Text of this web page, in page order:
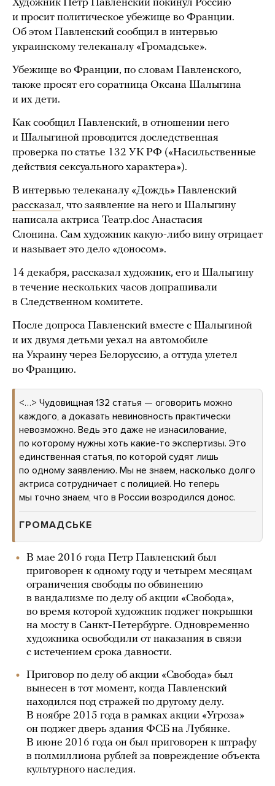
Художник Петр Павленский покинул Россию
и просит политическое убежище во Франции.
Об этом Павленский сообщил в интервью
украинскому телеканалу «Громадське».
Убежище во Франции, по словам Павленского,
также просят его соратница Оксана Шалыгина
и их дети.
Как сообщил Павленский, в отношении него
и Шалыгиной проводится доследственная
проверка по статье 132 УК РФ («Насильственные
действия сексуального характера»).
В интервью телеканалу «Дождь» Павленский
рассказал, что заявление на него и Шалыгину
написала актриса Театр.doc Анастасия
Слонина. Сам художник какую-либо вину отрицает
и называет это дело «доносом».
14 декабря, рассказал художник, его и Шалыгину
в течение нескольких часов допрашивали
в Следственном комитете.
После допроса Павленский вместе с Шалыгиной
и их двумя детьми уехал на автомобиле
на Украину через Белоруссию, а оттуда улетел
во Францию.
<…> Чудовищная 132 статья — оговорить можно
каждого, а доказать невиновность практически
невозможно. Ведь это даже не изнасилование,
по которому нужны хоть какие-то экспертизы. Это
единственная статья, по которой судят лишь
по одному заявлению. Мы не знаем, насколько долго
актриса сотрудничает с полицией. Но теперь
мы точно знаем, что в России возродился донос.
ГРОМАДСЬКЕ
В мае 2016 года Петр Павленский был
приговорен к одному году и четырем месяцам
ограничения свободы по обвинению
в вандализме по делу об акции «Свобода»,
во время которой художник поджег покрышки
на мосту в Санкт-Петербурге. Одновременно
художника освободили от наказания в связи
с истечением срока давности.
Приговор по делу об акции «Свобода» был
вынесен в тот момент, когда Павленский
находился под стражей по другому делу.
В ноябре 2015 года в рамках акции «Угроза»
он поджег дверь здания ФСБ на Лубянке.
В июне 2016 года он был приговорен к штрафу
в полмиллиона рублей за повреждение объекта
культурного наследия.